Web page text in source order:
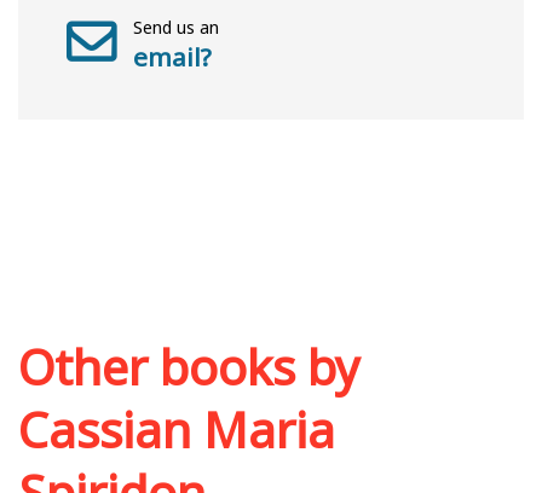
Send us an
email?
Other books by
Cassian Maria